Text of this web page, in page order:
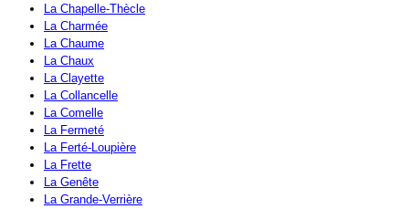
La Chapelle-Thècle
La Charmée
La Chaume
La Chaux
La Clayette
La Collancelle
La Comelle
La Fermeté
La Ferté-Loupière
La Frette
La Genête
La Grande-Verrière